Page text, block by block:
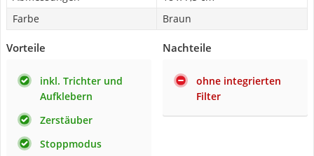
Farbe
Braun
Vorteile
inkl. Trichter und
Aufklebern
Zerstäuber
Stoppmodus
Nachteile
ohne integrierten
Filter